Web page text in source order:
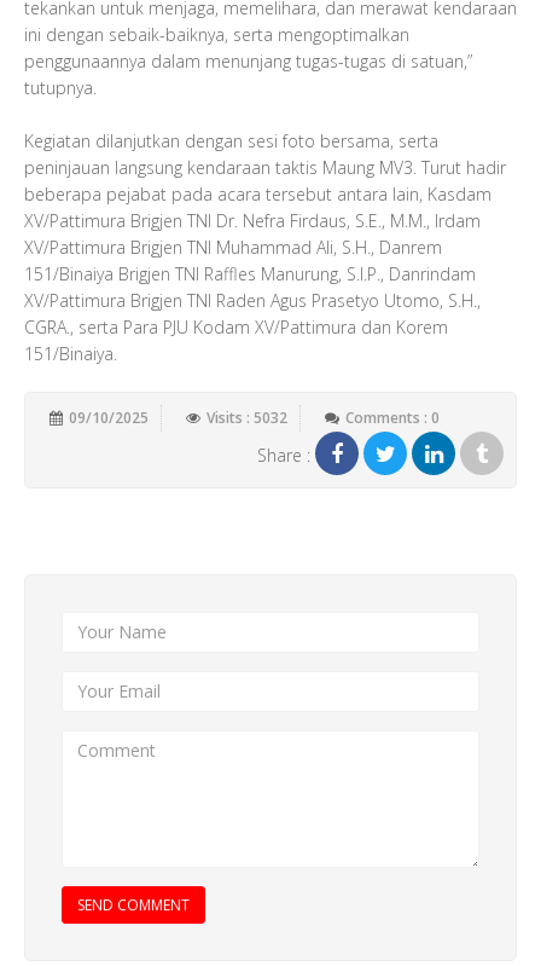
tekankan untuk menjaga, memelihara, dan merawat kendaraan
ini dengan sebaik-baiknya, serta mengoptimalkan
penggunaannya dalam menunjang tugas-tugas di satuan,”
tutupnya.
Kegiatan dilanjutkan dengan sesi foto bersama, serta
peninjauan langsung kendaraan taktis Maung MV3. Turut hadir
beberapa pejabat pada acara tersebut antara lain, Kasdam
XV/Pattimura Brigjen TNI Dr. Nefra Firdaus, S.E., M.M., Irdam
XV/Pattimura Brigjen TNI Muhammad Ali, S.H., Danrem
151/Binaiya Brigjen TNI Raffles Manurung, S.I.P., Danrindam
XV/Pattimura Brigjen TNI Raden Agus Prasetyo Utomo, S.H.,
CGRA., serta Para PJU Kodam XV/Pattimura dan Korem
151/Binaiya.
09/10/2025 Visits : 5032 Comments : 0
Share :
SEND COMMENT